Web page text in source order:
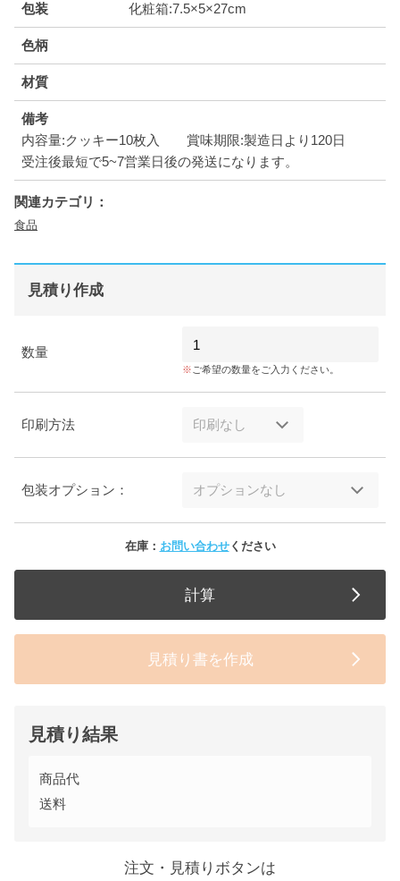
包装 化粧箱:7.5×5×27cm
色柄
材質
備考
内容量:クッキー10枚入 賞味期限:製造日より120日
受注後最短で5~7営業日後の発送になります。
関連カテゴリ：
食品
見積り作成
数量
ご希望の数量をご入力ください。
印刷方法
包装オプション：
在庫： お問い合わせください
計算
見積り書を作成
見積り結果
商品代
送料
注文・見積りボタンは